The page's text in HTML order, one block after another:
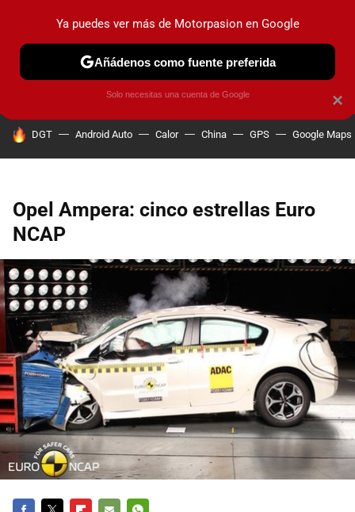
PRUEBAS COCHES ELÉCTRICOS OBSERVATORIO
HOY SE HABLA DE
DGT Android Auto Calor China GPS Google Maps
Opel Ampera: cinco estrellas Euro
NCAP
×
Ya puedes ver más de Motorpasion en Google
Añádenos como fuente preferida
Solo necesitas una cuenta de Google